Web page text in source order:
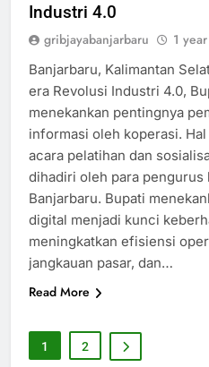
Industri 4.0
gribjayabanjarbaru 1
Banjarbaru, Kalimantan
era Revolusi Industri 4.0,
menekankan pentingnya
informasi oleh koperasi.
acara pelatihan dan
dihadiri oleh para pengurus
Banjarbaru. Bupati
digital menjadi kunci
meningkatkan efisiensi
jangkauan pasar, dan…
Read More
1 2